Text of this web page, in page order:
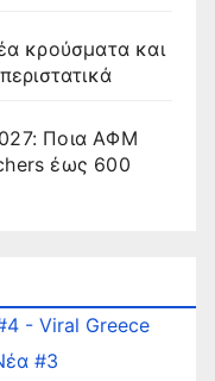
κρούσματα και
Ποια ΑΦΜ
έως 600
- Viral Greece
#3